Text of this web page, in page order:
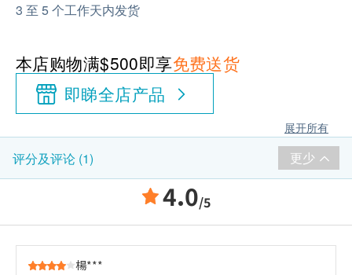
3 至 5 个工作天内发货
本店购物满$500即享免费送货
即睇全店产品
展开所有
评分及评论 (1) 更少
4.0/5
楊***